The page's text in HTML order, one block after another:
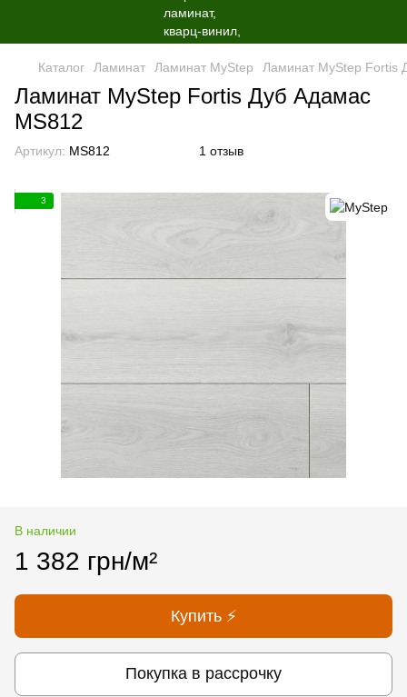
Каталог Ламинат Ламинат MyStep Ламинат MyStep Fortis
Ламинат MyStep Fortis Дуб Адамас
MS812
Артикул: MS812 1 отзыв
3
В наличии
1 382 грн/м²
Купить ⚡
Покупка в рассрочку